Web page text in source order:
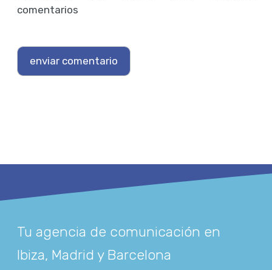
comentarios
Tu agencia de comunicación en
Ibiza, Madrid y Barcelona